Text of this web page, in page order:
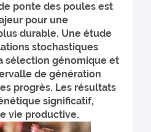
ponte des poules est
pour une
durable. Une étude
stochastiques
sélection génomique et
de génération
progrès. Les résultats
significatif,
vie productive.